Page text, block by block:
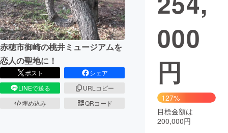
映像・映画
ビジネス・起業
まちづくり・地域活性化
CAMPFIRE Creation
コミュニティ
赤穂市御崎の桃井ミュージアムを
恋人の聖地に！
ポスト
シェア
LINEで送る
URLコピー
埋め込み
QRコード
000
円
127%
目標金額は
200,000円